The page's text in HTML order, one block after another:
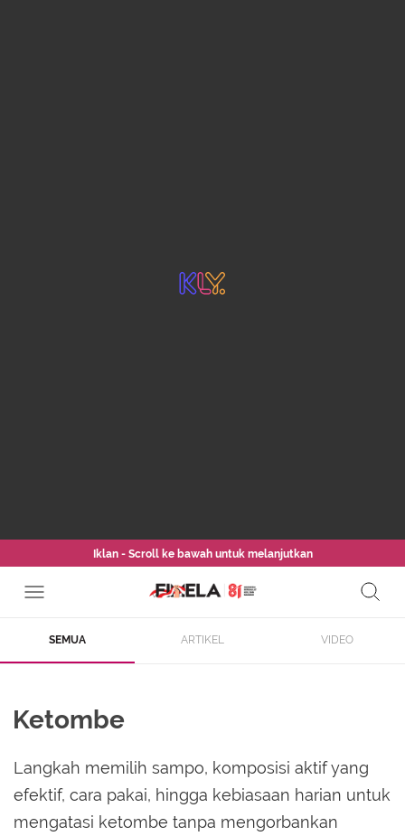
Iklan - Scroll ke bawah untuk melanjutkan
SEMUA ARTIKEL VIDEO
Ketombe
Langkah memilih sampo, komposisi aktif yang
efektif, cara pakai, hingga kebiasaan harian untuk
mengatasi ketombe tanpa mengorbankan